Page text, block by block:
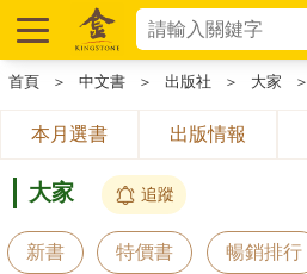
首頁 ＞ 中文書 ＞ 出版社 ＞ 大家 ＞
本月選書 出版情報
大家 追蹤
新書 特價書 暢銷排行